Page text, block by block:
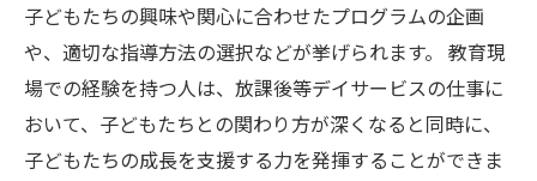
子どもたちの興味や関心に合わせたプログラムの企画
や、適切な指導方法の選択などが挙げられます。 教育現
場での経験を持つ人は、放課後等デイサービスの仕事に
おいて、子どもたちとの関わり方が深くなると同時に、
子どもたちの成長を支援する力を発揮することができま